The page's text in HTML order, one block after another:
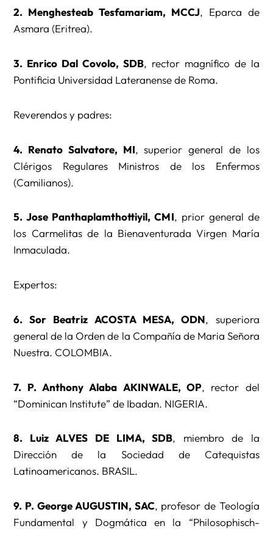
2. Menghesteab Tesfamariam, MCCJ, Eparca de
Asmara (Eritrea).
3. Enrico Dal Covolo, SDB, rector magnífico de la
Pontificia Universidad Lateranense de Roma.
Reverendos y padres:
4. Renato Salvatore, MI, superior general de los
Clérigos Regulares Ministros de los Enfermos
(Camilianos).
5. Jose Panthaplamthottiyil, CMI, prior general de
los Carmelitas de la Bienaventurada Virgen María
Inmaculada.
Expertos:
6. Sor Beatriz ACOSTA MESA, ODN, superiora
general de la Orden de la Compañía de Maria Señora
Nuestra. COLOMBIA.
7. P. Anthony Alaba AKINWALE, OP, rector del
“Dominican Institute” de Ibadan. NIGERIA.
8. Luiz ALVES DE LIMA, SDB, miembro de la
Dirección de la Sociedad de Catequistas
Latinoamericanos. BRASIL.
9. P. George AUGUSTIN, SAC, profesor de Teología
Fundamental y Dogmática en la “Philosophisch-